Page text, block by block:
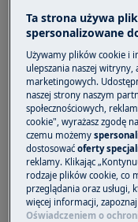
poniższe kroki
1. Sprawdź, czy
są prawidłowo
Uwaga!Dzbanek
tak, aby uchwyt
interfejsu
filmem w
Nieprawidłowe
uruchomienie
Ta strona używa
spersonalizowane
Używamy plików cookie i
ulepszania naszej witryny,
marketingowych.
naszej strony naszym
społecznościowych,
cookie", wyrażasz zgodę
czemu możemy
dostosowaćoferty
reklamy. Klikając
rodzaje plików cookie, co
przeglądania oraz usługi,
więcej informacji,
Oświadczeniem o